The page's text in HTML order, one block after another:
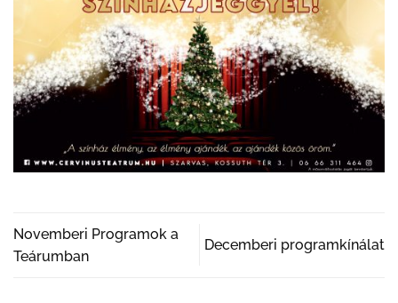
Novemberi Programok a
Teárumban
Decemberi programkínálat